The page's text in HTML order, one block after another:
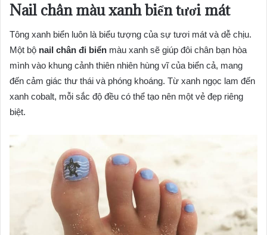
Nail chân màu xanh biển tươi mát
Tông xanh biển luôn là biểu tượng của sự tươi mát và dễ chịu.
Một bộ nail chân đi biển màu xanh sẽ giúp đôi chân bạn hòa
mình vào khung cảnh thiên nhiên hùng vĩ của biển cả, mang
đến cảm giác thư thái và phóng khoáng. Từ xanh ngọc lam đến
xanh cobalt, mỗi sắc độ đều có thể tạo nên một vẻ đẹp riêng
biệt.